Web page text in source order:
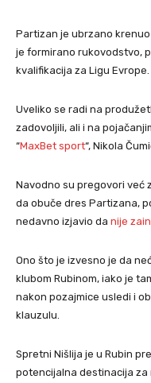
Partizan je ubrzano
je formirano rukovodstvo,
kvalifikacija za Ligu Evrope.
Uveliko se radi na
zadovoljili, ali i na
“MaxBet sport“, Nikola
Navodno su pregovori već
da obuče dres Partizana,
nedavno izjavio da nije
Ono što je izvesno je da
klubom Rubinom, iako je
nakon pozajmice usledi i
klauzulu.
Spretni Nišlija je u Rubin
potencijalna destinacija za